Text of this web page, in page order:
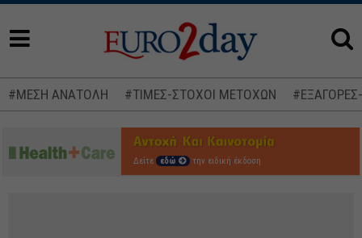
#ΜΕΣΗ ΑΝΑΤΟΛΗ #ΤΙΜΕΣ-ΣΤΟΧΟΙ ΜΕΤΟΧΩΝ
Δείτε εδώ την ειδική έκδοση